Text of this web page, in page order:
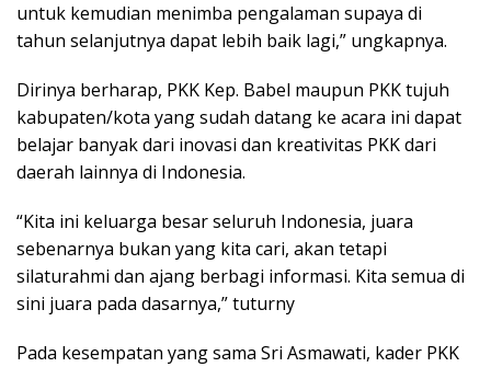
untuk kemudian menimba pengalaman supaya di
tahun selanjutnya dapat lebih baik lagi,” ungkapnya.
Dirinya berharap, PKK Kep. Babel maupun PKK tujuh
kabupaten/kota yang sudah datang ke acara ini dapat
belajar banyak dari inovasi dan kreativitas PKK dari
daerah lainnya di Indonesia.
“Kita ini keluarga besar seluruh Indonesia, juara
sebenarnya bukan yang kita cari, akan tetapi
silaturahmi dan ajang berbagi informasi. Kita semua di
sini juara pada dasarnya,” tuturny
Pada kesempatan yang sama Sri Asmawati, kader PKK